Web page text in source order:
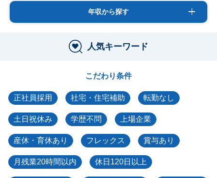
年収から探す
人気キーワード
こだわり条件
正社員採用 社宅・住宅補助 転勤なし
土日祝休み 学歴不問 上場企業
産休・育休あり フレックス 賞与あり
月残業20時間以内 休日120日以上